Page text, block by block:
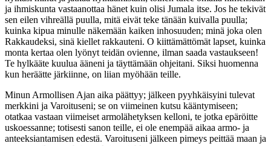
ja ihmiskunta vastaanottaa hänet kuin olisi Jumala itse. Jos he tekivät
sen eilen vihreällä puulla, mitä eivät teke tänään kuivalla puulla;
kuinka kipua minulle näkemään kaiken inhosuuden; minä joka olen
Rakkaudeksi, sinä kiellet rakkauteni. O kiittämättömät lapset, kuinka
monta kertaa olen lyönyt teidän ovienne, ilman saada vastaukseen!
Te hylkääte kuulua ääneni ja täyttämään ohjeitani. Siksi huomenna
kun heräätte järkiinne, on liian myöhään teille.
Minun Armollisen Ajan aika päättyy; jälkeen pyyhkäisyini tulevat
merkkini ja Varoituseni; se on viimeinen kutsu kääntymiseen;
otatkaa vastaan viimeiset armolähetyksen kelloni, te jotka epäröitte
uskoessanne; totisesti sanon teille, ei ole enempää aikaa armo- ja
anteeksiantamisen edestä. Varoituseni jälkeen pimeys peittää maan ja